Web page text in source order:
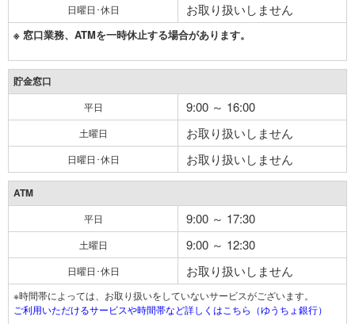
日曜日･休日 お取り扱いしません
※ 窓口業務、ATMを一時休止する場合があります。
貯金窓口
平日 9:00 ～ 16:00
土曜日 お取り扱いしません
日曜日･休日 お取り扱いしません
ATM
平日 9:00 ～ 17:30
土曜日 9:00 ～ 12:30
日曜日･休日 お取り扱いしません
※時間帯によっては、お取り扱いをしていないサービスがございます。
ご利用いただけるサービスや時間帯など詳しくはこちら（ゆうちょ銀行）